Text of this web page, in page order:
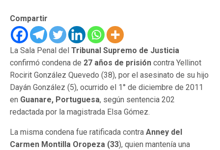
Compartir
La Sala Penal del Tribunal Supremo de Justicia
confirmó condena de 27 años de prisión contra Yellinot
Rocirit González Quevedo (38), por el asesinato de su hijo
Dayán González (5), ocurrido el 1° de diciembre de 2011
en Guanare, Portuguesa, según sentencia 202
redactada por la magistrada Elsa Gómez.
La misma condena fue ratificada contra Anney del
Carmen Montilla Oropeza (33), quien mantenía una